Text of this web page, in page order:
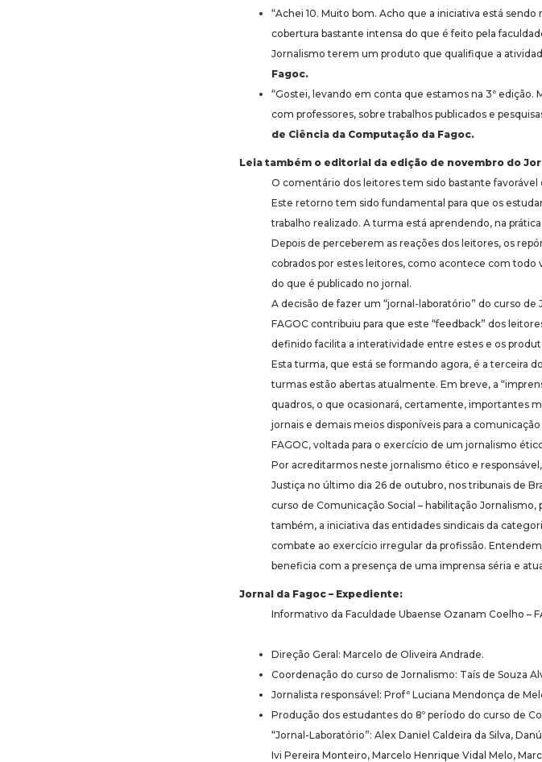
“Achei 10. Muito bom. Acho que a iniciativa está
cobertura bastante intensa do que é feito pela
Jornalismo terem um produto que qualifique a
Fagoc.
“Gostei, levando em conta que estamos na 3ª
com professores, sobre trabalhos publicados e
de Ciência da Computação da Fagoc.
Leia também o editorial da edição de novembro do
O comentário dos leitores tem sido bastante favorável
Este retorno tem sido fundamental para que os
trabalho realizado. A turma está aprendendo, na
Depois de perceberem as reações dos leitores, os
cobrados por estes leitores, como acontece com
do que é publicado no jornal.
A decisão de fazer um “jornal-laboratório” do curso
FAGOC contribuiu para que este “feedback” dos
definido facilita a interatividade entre estes e os
Esta turma, que está se formando agora, é a terceira
turmas estão abertas atualmente. Em breve, a
quadros, o que ocasionará, certamente, importantes
jornais e demais meios disponíveis para a
FAGOC, voltada para o exercício de um jornalismo
Por acreditarmos neste jornalismo ético e
Justiça no último dia 26 de outubro, nos tribunais de
curso de Comunicação Social – habilitação
também, a iniciativa das entidades sindicais da
combate ao exercício irregular da profissão.
beneficia com a presença de uma imprensa séria e
Jornal da Fagoc – Expediente:
Informativo da Faculdade Ubaense Ozanam Coelho –
Direção Geral: Marcelo de Oliveira Andrade.
Coordenação do curso de Jornalismo: Taís de Souza
Jornalista responsável: Profª Luciana Mendonça de
Produção dos estudantes do 8º período do curso de
“Jornal-Laboratório”: Alex Daniel Caldeira da Silva,
Ivi Pereira Monteiro, Marcelo Henrique Vidal Melo,